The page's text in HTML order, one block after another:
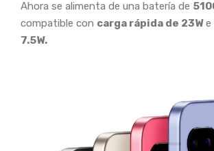
Ahora se alimenta de una batería de
compatible con carga rápida de 23We
7.5W.